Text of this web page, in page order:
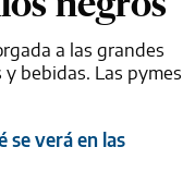
a las grandes
bebidas. Las pymes
se verá en las